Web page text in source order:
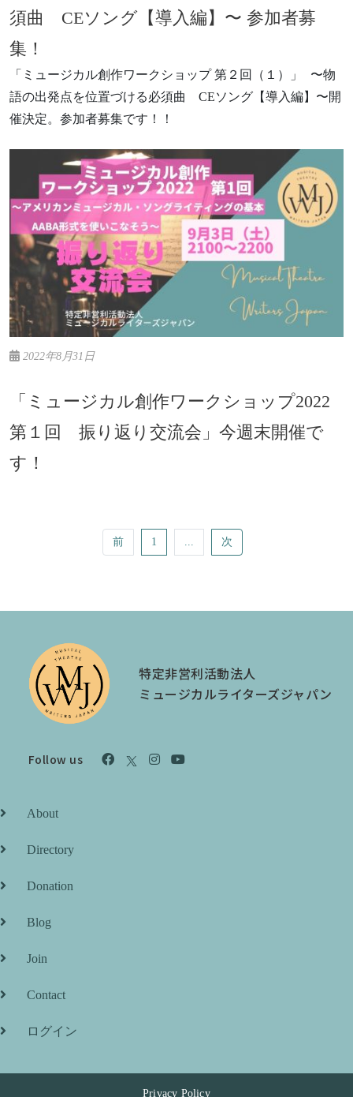
須曲 CEソング【導入編】〜 参加者募
集！
「ミュージカル創作ワークショップ 第２回（１）」 〜物
語の出発点を位置づける必須曲 CEソング【導入編】〜開
催決定。参加者募集です！！
2022年8月31日
「ミュージカル創作ワークショップ2022
第１回 振り返り交流会」今週末開催で
す！
前 1 ... 次
特定非営利活動法人
ミュージカルライターズジャパン
Follow us
About
Directory
Donation
Blog
Join
Contact
ログイン
Privacy Policy